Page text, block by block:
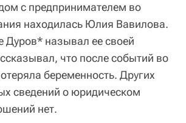
с предпринимателем во
находилась Юлия Вавилова.
Дуров* называл ее своей
что после событий во
беременность. Других
сведений о юридическом
нет.